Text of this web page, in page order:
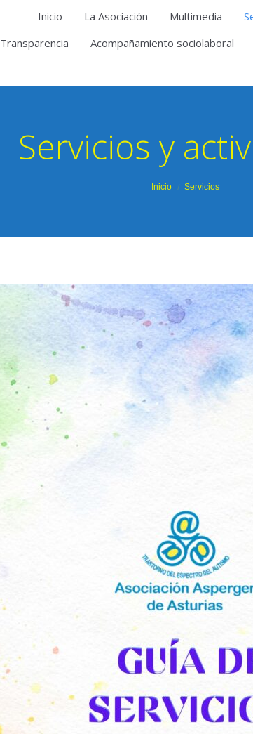
Inicio La Asociación Multimedia
Transparencia
Acompañamiento sociolaboral
Servicios y
Inicio Servicios